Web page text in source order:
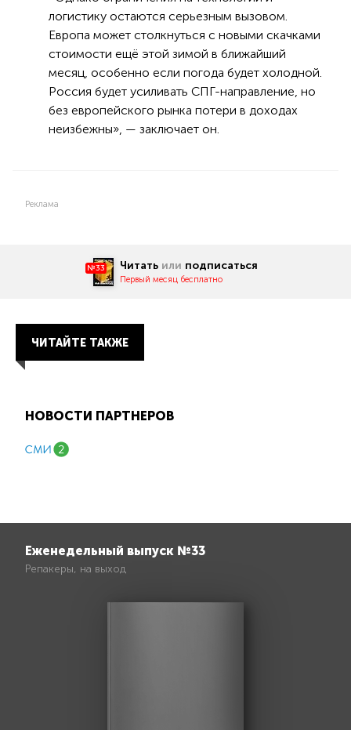
логистику остаются серьезным вызовом.
Европа может столкнуться с новыми скачками
стоимости ещё этой зимой в ближайший
месяц, особенно если погода будет холодной.
Россия будет усиливать СПГ-направление, но
без европейского рынка потери в доходах
неизбежны», — заключает он.
Реклама
№33 Читать или подписаться
Первый месяц бесплатно
ЧИТАЙТЕ ТАКЖЕ
НОВОСТИ ПАРТНЕРОВ
Еженедельный выпуск №33
Репакеры, на выход